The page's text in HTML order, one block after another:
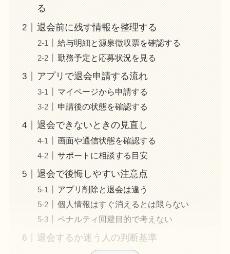
る
退会前に残す情報を整理する
給与明細と源泉徴収票を確認する
勤務予定と応募状況を見る
アプリで退会申請する流れ
マイページから申請する
申請後の状態を確認する
退会できないときの見直し
画面や通信状態を確認する
サポートに相談する目安
退会で後悔しやすい注意点
アプリ削除と退会は違う
個人情報はすぐ消えるとは限らない
ペナルティ回避目的で考えない
退会するか迷う人の判断基準